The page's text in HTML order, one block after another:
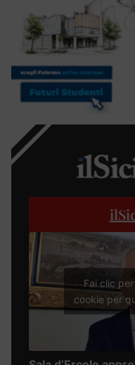
Fai clic
cookie per